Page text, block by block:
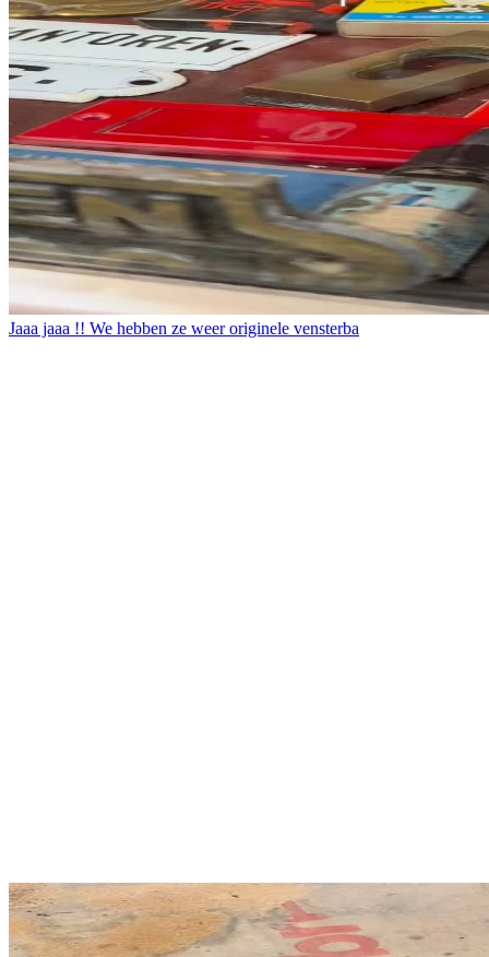
Jaaa jaaa !! We hebben ze weer originele vensterba